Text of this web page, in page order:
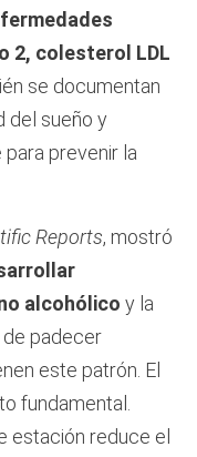
2, colesterol LDL
se documentan
del sueño y
prevenir la
Reports, mostró
alcohólico y la
de padecer
este patrón. El
fundamental.
estación reduce el